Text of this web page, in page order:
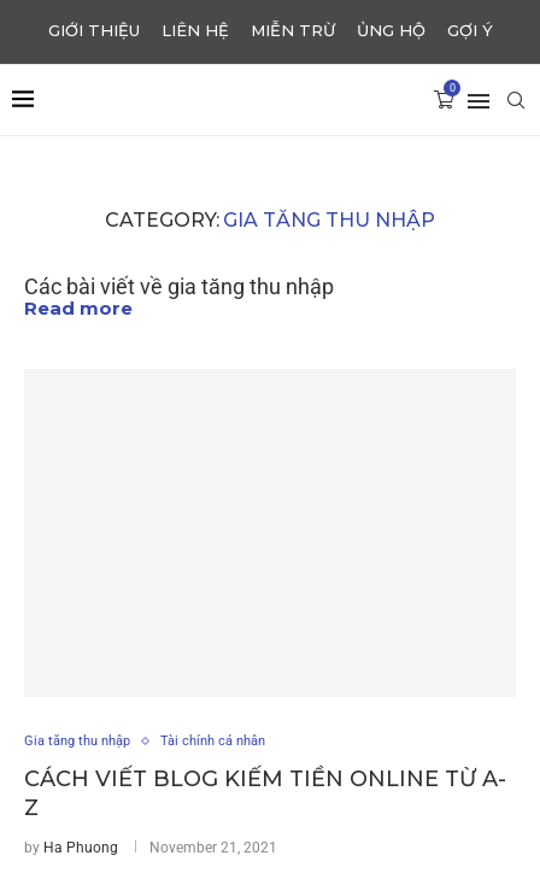
GIỚI THIỆU LIÊN HỆ MIỄN TRỪ ỦNG HỘ GỢI Ý
0
CATEGORY: GIA TĂNG THU NHẬP
Các bài viết về gia tăng thu nhập
Read more
Gia tăng thu nhập Tài chính cá nhân
CÁCH VIẾT BLOG KIẾM TIỀN ONLINE TỪ A-
Z
by Ha Phuong November 21, 2021